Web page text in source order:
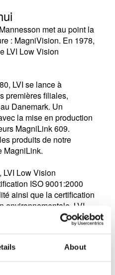
About
met au point la
: MagniVision. En 1978,
LVI Low Vision
LVI se lance à
premières filiales,
Danemark. Un
la mise en production
MagniLink 609.
produits de notre
MagniLink.
Low Vision
ISO 9001:2000
ainsi que la certification
environnementale. LVI
de son secteur d'activités
développée au
notoriété, sur le plan